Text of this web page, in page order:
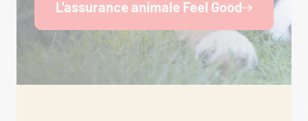
L'assurance animale Feel Good